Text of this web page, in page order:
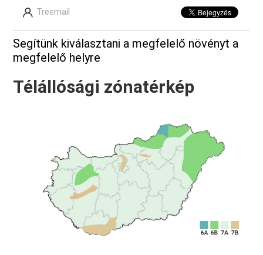
Treemail
Segítünk kiválasztani a megfelelő növényt a
megfelelő helyre
Télállósági zónatérkép